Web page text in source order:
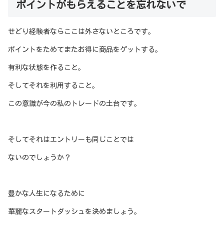
ポイントがもらえることを忘れないで
せどり経験者ならここは外さないところです。
ポイントをためてまたお得に商品をゲットする。
有利な状態を作ること。
そしてそれを利用すること。
この意識が今の私のトレードの土台です。
そしてそれはエントリーも同じことでは
ないのでしょうか？
豊かな人生になるために
華麗なスタートダッシュを決めましょう。